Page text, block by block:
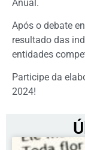
Anual.
Após o debate
resultado das
entidades
Participe da
2024!